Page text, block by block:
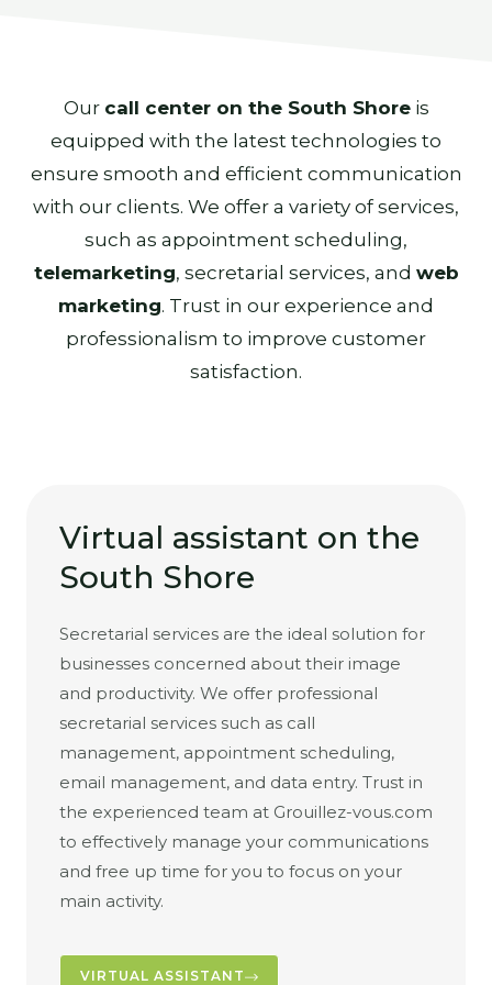
Our call center on the South Shoreis
equipped with the latest technologies to
ensure smooth and efficient communication
with our clients. We offer a variety of services,
such as appointment scheduling,
telemarketing, secretarial services, and web
marketing. Trust in our experience and
professionalism to improve customer
satisfaction.
Virtual assistant on the
South Shore
Secretarial services are the ideal solution for
businesses concerned about their image
and productivity. We offer professional
secretarial services such as call
management, appointment scheduling,
email management, and data entry. Trust in
the experienced team at Grouillez-vous.com
to effectively manage your communications
and free up time for you to focus on your
main activity.
VIRTUAL ASSISTANT